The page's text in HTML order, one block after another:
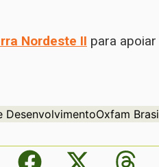
Nordeste II para
DesenvolvimentoOxfam